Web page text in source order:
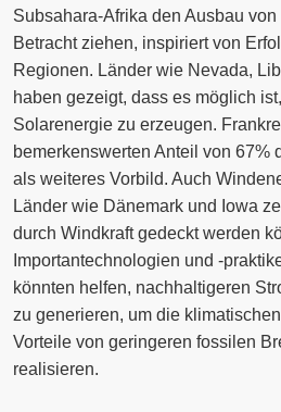
Subsahara-Afrika den Ausbau
Betracht ziehen, inspiriert von
Regionen. Länder wie Nevada,
haben gezeigt, dass es möglich
Solarenergie zu erzeugen.
bemerkenswerten Anteil von 67%
als weiteres Vorbild. Auch
Länder wie Dänemark und Iowa
durch Windkraft gedeckt werden
Importantechnologien und -
könnten helfen, nachhaltigeren
zu generieren, um die
Vorteile von geringeren fossilen
realisieren.